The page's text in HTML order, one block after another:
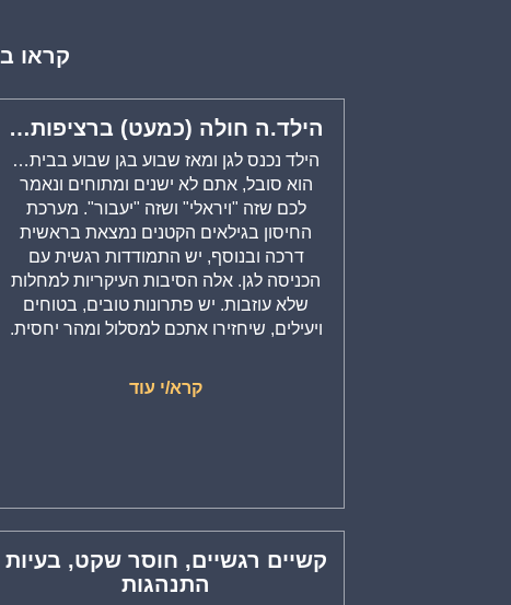
קראו
הילד.ה חולה (כמעט) ברציפות…
הילד נכנס לגן ומאז שבוע בגן שבוע בבית…
הוא סובל, אתם לא ישנים ומתוחים ונאמר
לכם שזה "ויראלי" ושזה "יעבור". מערכת
החיסון בגילאים הקטנים נמצאת בראשית
דרכה ובנוסף, יש התמודדות רגשית עם
הכניסה לגן. אלה הסיבות העיקריות למחלות
שלא עוזבות. יש פתרונות טובים, בטוחים
ויעילים, שיחזירו אתכם למסלול ומהר יחסית.
קרא/י עוד
קשיים רגשיים, חוסר שקט, בעיות
התנהגות